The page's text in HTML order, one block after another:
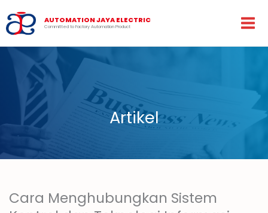
ke
konten
AUTOMATION JAYA ELECTRIC
Committed to Factory Automation Product
Artikel
Cara Menghubungkan Sistem